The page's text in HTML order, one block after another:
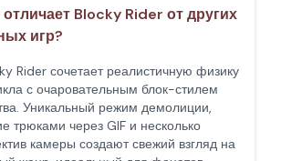
Blocky Rider от других
игр?
Rider сочетает реалистичную физику
с очаровательным блок-стилем
Уникальный режим демолиции,
трюками через GIF и несколько
камеры создают свежий взгляд на